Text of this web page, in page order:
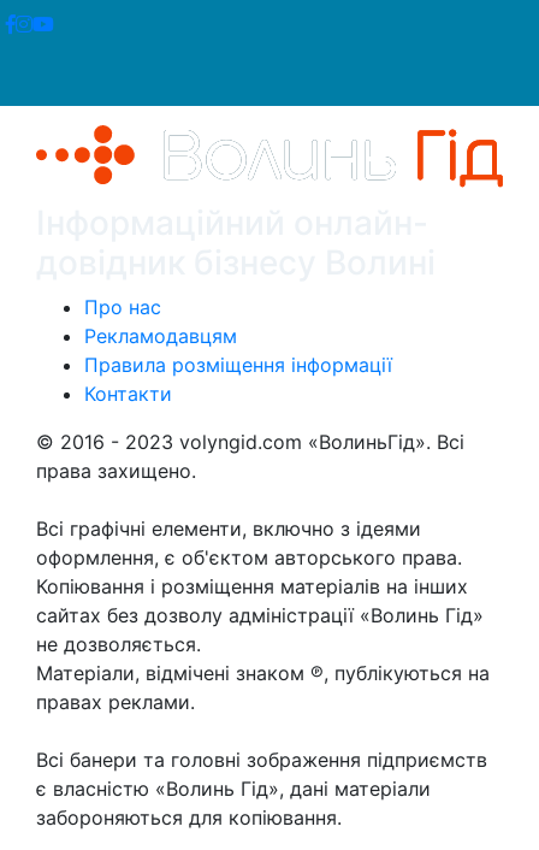
Про нас
Рекламодавцям
Правила розміщення інформації
Контакти
© 2016 - 2023 volyngid.com «ВолиньГід». Всі
права захищено.
Всі графічні елементи, включно з ідеями
оформлення, є об'єктом авторського права.
Копіювання і розміщення матеріалів на інших
сайтах без дозволу адміністрації «Волинь Гід»
не дозволяється.
Матеріали, відмічені знаком ℗, публікуються на
правах реклами.
Всі банери та головні зображення підприємств
є власністю «Волинь Гід», дані матеріали
забороняються для копіювання.